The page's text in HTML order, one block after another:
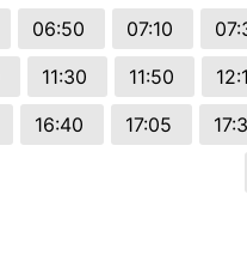
06:50 07:10
11:30 11:50
16:40 17:05